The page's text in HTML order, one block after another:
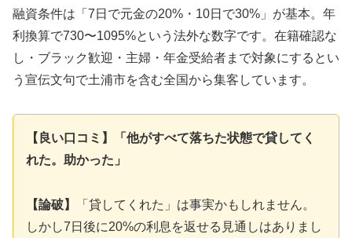
融資条件は「7日で元金の20%・10日で30%」が基本。年
利換算で730〜1095%という法外な数字です。在籍確認な
し・ブラック歓迎・主婦・年金受給者まで対象にするとい
う宣伝文句で土浦市を含む全国から集客しています。
【良い口コミ】「他がすべて落ちた状態で貸してく
れた。助かった」
【論破】
「貸してくれた」は事実かもしれません。
しかし7日後に20%の利息を返せる見通しはありまし